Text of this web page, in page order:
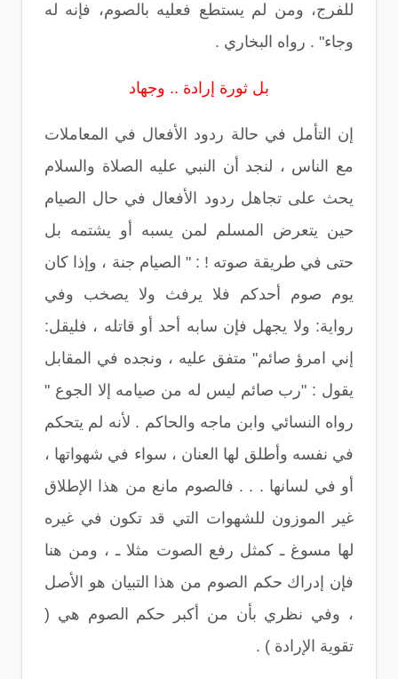
للفرج، ومن لم يستطع فعليه بالصوم، فإنه له
وجاء" . رواه البخاري .
بل ثورة إرادة .. وجهاد
إن التأمل في حالة ردود الأفعال في المعاملات
مع الناس ، لنجد أن النبي عليه الصلاة والسلام
يحث على تجاهل ردود الأفعال في حال الصيام
حين يتعرض المسلم لمن يسبه أو يشتمه بل
حتى في طريقة صوته ! : " الصيام جنة ، وإذا كان
يوم صوم أحدكم فلا يرفث ولا يصخب وفي
رواية: ولا يجهل فإن سابه أحد أو قاتله ، فليقل:
إني امرؤ صائم" متفق عليه ، ونجده في المقابل
يقول : "رب صائم ليس له من صيامه إلا الجوع "
رواه النسائي وابن ماجه والحاكم . لأنه لم يتحكم
في نفسه وأطلق لها العنان ، سواء في شهواتها ،
أو في لسانها . . . فالصوم مانع من هذا الإطلاق
غير الموزون للشهوات التي قد تكون في غيره
لها مسوغ ـ كمثل رفع الصوت مثلا ـ ، ومن هنا
فإن إدراك حكم الصوم من هذا التبيان هو الأصل
، وفي نظري بأن من أكبر حكم الصوم هي (
تقوية الإرادة ) .